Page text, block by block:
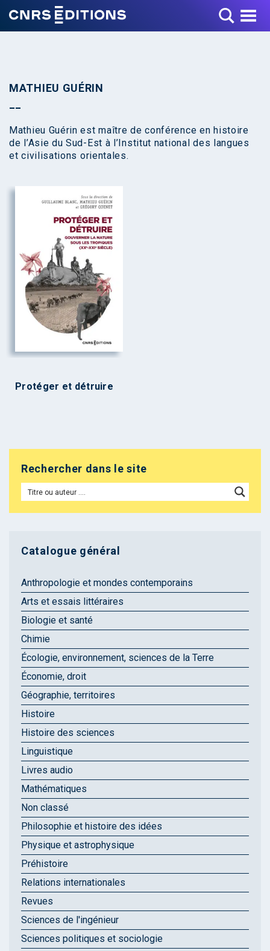
Toggle Menu
MATHIEU GUÉRIN
Mathieu Guérin est maître de conférence en histoire
de l’Asie du Sud-Est à l’Institut national des langues
et civilisations orientales.
Protéger et détruire
Rechercher dans le site
Catalogue général
Anthropologie et mondes contemporains
Arts et essais littéraires
Biologie et santé
Chimie
Écologie, environnement, sciences de la Terre
Économie, droit
Géographie, territoires
Histoire
Histoire des sciences
Linguistique
Livres audio
Mathématiques
Non classé
Philosophie et histoire des idées
Physique et astrophysique
Préhistoire
Relations internationales
Revues
Sciences de l'ingénieur
Sciences politiques et sociologie